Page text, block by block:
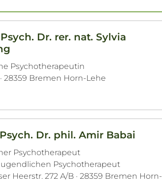
Dr. rer. nat. Sylvia
Psychotherapeutin
28359 Bremen Horn-Lehe
Dr. phil. Amir Babai
Psychotherapeut
Psychotherapeut
Heerstr. 272 A/B · 28359 Bremen Horn-